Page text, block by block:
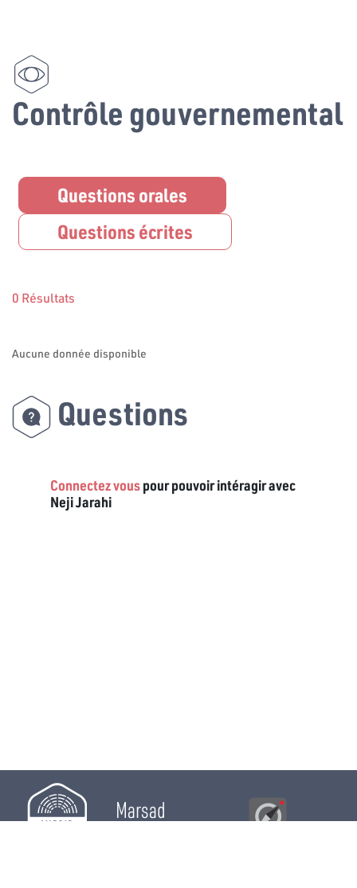
Contrôle gouvernemental
Questions orales
Questions écrites
0 Résultats
Aucune donnée disponible
Questions
Connectez vouspour pouvoir intéragir avec
Neji Jarahi
Marsad